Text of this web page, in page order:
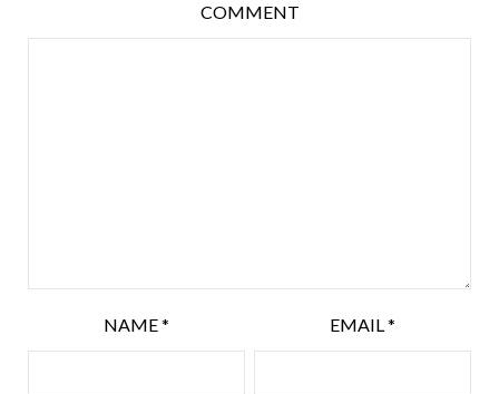
COMMENT
NAME* EMAIL*